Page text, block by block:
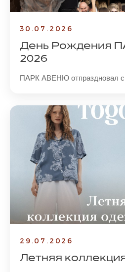
30.07.2026
День Рождения
2026
ПАРК АВЕНЮ отпраздновал
29.07.2026
Летняя